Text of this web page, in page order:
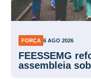
FORÇA 6 AGO 2026
FEESSEMG
assembleia